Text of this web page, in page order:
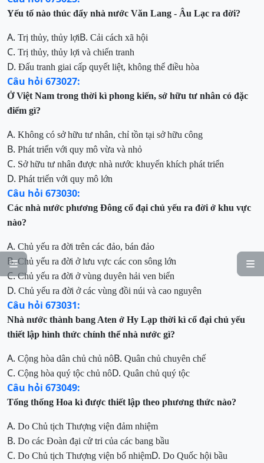


Yếu tố nào thúc đẩy nhà nước Văn Lang - Âu Lạc ra đời?
A. Trị thủy, thủy lợiB. Cải cách xã hội
C. Trị thủy, thủy lợi và chiến tranh
D. Đấu tranh giai cấp quyết liệt, không thể điều hòa
Câu hỏi 673027:
Ở Việt Nam trong thời kì phong kiến, sở hữu tư nhân có đặc
điểm gì?
A. Không có sở hữu tư nhân, chỉ tồn tại sở hữu công
B. Phát triển với quy mô vừa và nhỏ
C. Sở hữu tư nhân được nhà nước khuyến khích phát triển
D. Phát triển với quy mô lớn
Câu hỏi 673030:
Các nhà nước phương Đông cổ đại chủ yếu ra đời ở khu vực
nào?
A. Chủ yếu ra đời trên các đảo, bán đảo
B.Chủ yếu ra đời ở lưu vực các con sông lớn
C.Chủ yếu ra đời ởvùng duyên hải ven biển
D. Chủ yếu ra đời ởcác vùng đồi núi và cao nguyên
Câu hỏi 673031:
Nhà nước thành bang Aten ở Hy Lạp thời kì cổ đại chủ yếu
thiết lập hình thức chính thể nhà nước gì?
A. Cộng hòa dân chủ chủ nôB. Quân chủ chuyên chế
C. Cộng hòa quý tộc chủ nôD. Quân chủ quý tộc
Câu hỏi 673049:
Tổng thống Hoa kì được thiết lập theo phương thức nào?
A. Do Chủ tịch Thượng viện đảm nhiệm
B. Do các Đoàn đại cử tri của các bang bầu
C. Do Chủ tịch Thượng viện bổ nhiệmD. Do Quốc hội bầu